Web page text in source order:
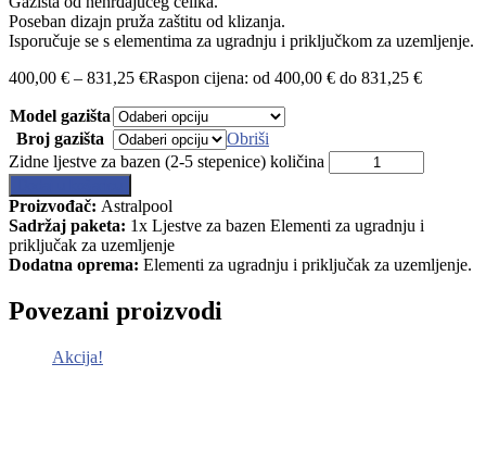
Poseban dizajn pruža zaštitu od klizanja.
Isporučuje se s elementima za ugradnju i priključkom za uzemljenje.
400,00 € – 831,25 €Raspon cijena: od 400,00 € do 831,25 €
Model gazišta
Broj gazišta
Obriši
Zidne ljestve za bazen (2-5 stepenice) količina
Proizvođač: Astralpool
Sadržaj paketa: 1x Ljestve za bazen Elementi za ugradnju i
priključak za uzemljenje
Dodatna oprema: Elementi za ugradnju i priključak za uzemljenje.
Povezani proizvodi
Akcija!